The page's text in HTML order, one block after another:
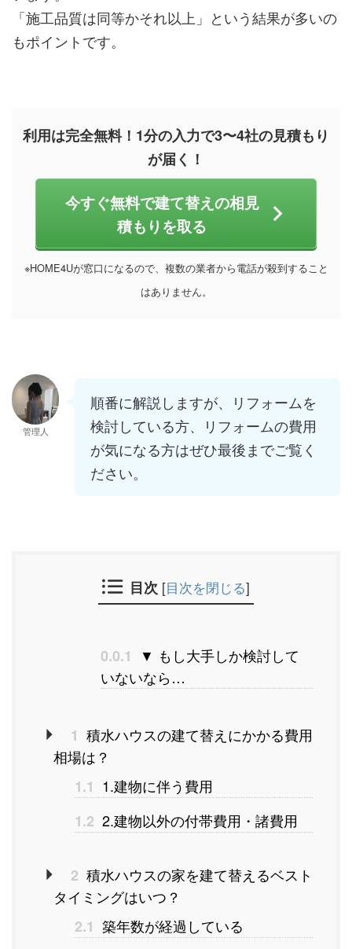
「施工品質は同等かそれ以上」という結果が多いの
もポイントです。
利用は完全無料！1分の入力で3〜4社の見積もり
が届く！
今すぐ無料で建て替えの相見
積もりを取る
※HOME4Uが窓口になるので、複数の業者から電話が殺到すること
はありません。
管理人
順番に解説しますが、リフォームを
検討している方、リフォームの費用
が気になる方はぜひ最後までご覧く
ださい。
目次 [目次を閉じる]
0.0.1
▼ もし大手しか検討して
いないなら…
1 積水ハウスの建て替えにかかる費用
相場は？
1.1 1.建物に伴う費用
1.2 2.建物以外の付帯費用・諸費用
2 積水ハウスの家を建て替えるベスト
タイミングはいつ？
2.1 築年数が経過している